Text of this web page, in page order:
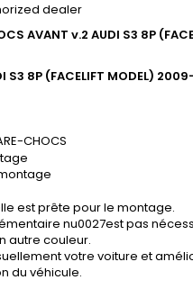
dealer
AVANT v.2 AUDI S3 8P
S3 8P (FACELIFT MODEL)
CHOCS
est prête pour le montage.
nu0027est pas
autre couleur.
votre voiture et
du véhicule.